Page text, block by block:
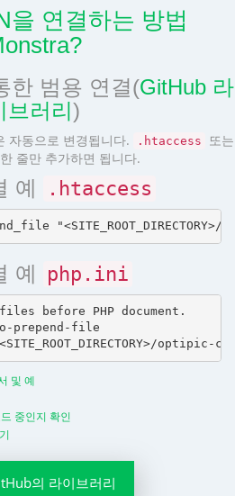
을 연결하는 방법
한 범용 연결(GitHub 라
브러리)
자동으로 변경됩니다. .htaccess 또는
줄만 추가하면 됩니다.
예 .htaccess
예 php.ini
before PHP document.
prepend-file
및 예
중인지 확인
의 라이브러리